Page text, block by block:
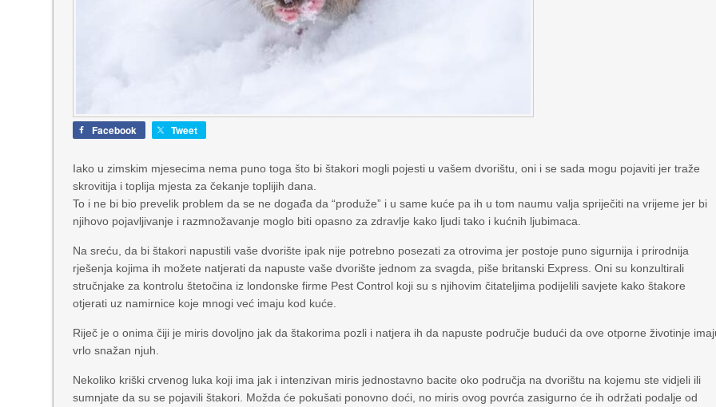
Facebook Tweet
Iako u zimskim mjesecima nema puno toga što bi štakori mogli pojesti u vašem dvorištu, oni i se sada mogu pojaviti jer traže
skrovitija i toplija mjesta za čekanje toplijih dana.
To i ne bi bio prevelik problem da se ne događa da “produže” i u same kuće pa ih u tom naumu valja spriječiti na vrijeme jer bi
njihovo pojavljivanje i razmnožavanje moglo biti opasno za zdravlje kako ljudi tako i kućnih ljubimaca.
Na sreću, da bi štakori napustili vaše dvorište ipak nije potrebno posezati za otrovima jer postoje puno sigurnija i prirodnija
rješenja kojima ih možete natjerati da napuste vaše dvorište jednom za svagda, piše britanski Express. Oni su konzultirali
stručnjake za kontrolu štetočina iz londonske firme Pest Control koji su s njihovim čitateljima podijelili savjete kako štakore
otjerati uz namirnice koje mnogi već imaju kod kuće.
Riječ je o onima čiji je miris dovoljno jak da štakorima pozli i natjera ih da napuste područje budući da ove otporne životinje
vrlo snažan njuh.
Nekoliko kriški crvenog luka koji ima jak i intenzivan miris jednostavno bacite oko područja na dvorištu na kojemu ste vidjeli ili
sumnjate da su se pojavili štakori. Možda će pokušati ponovno doći, no miris ovog povrća zasigurno će ih održati podalje od